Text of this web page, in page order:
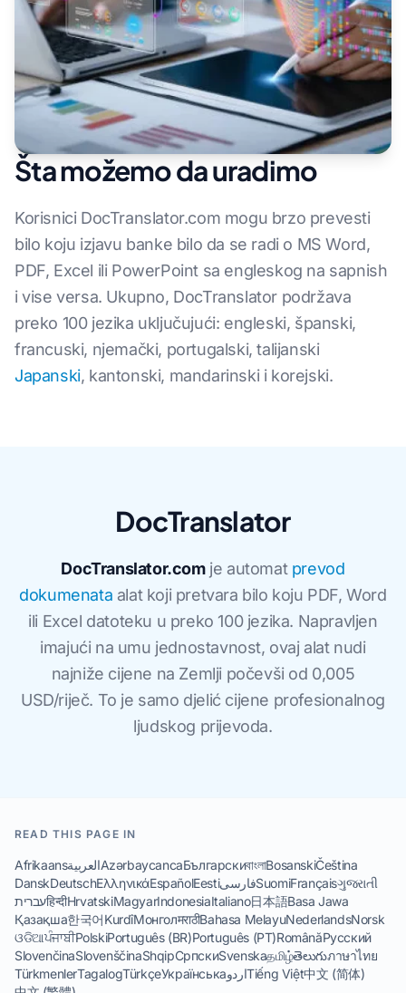
Šta možemo da uradimo
Korisnici DocTranslator.com mogu brzo prevesti
bilo koju izjavu banke bilo da se radi o MS Word,
PDF, Excel ili PowerPoint sa engleskog na sapnish
i vise versa. Ukupno, DocTranslator podržava
preko 100 jezika uključujući: engleski, španski,
francuski, njemački, portugalski, talijanski
Japanski, kantonski, mandarinski i korejski.
DocTranslator
DocTranslator.comje automat prevod
dokumenata alat koji pretvara bilo koju PDF, Word
ili Excel datoteku u preko 100 jezika. Napravljen
imajući na umu jednostavnost, ovaj alat nudi
najniže cijene na Zemlji počevši od 0,005
USD/riječ. To je samo djelić cijene profesionalnog
ljudskog prijevoda.
READ THIS PAGE IN
AfrikaansالعربيةAzərbaycancaБългарскиবাংলাBosanskiČeština
DanskDeutschΕλληνικάEspañolEestiفارسیSuomiFrançaisગુજરાતી
עבריתहिन्दीHrvatskiMagyarIndonesiaItaliano日本語Basa Jawa
Қазақша한국어KurdîМонголमराठीBahasa MelayuNederlandsNorsk
ଓଡିଆਪੰਜਾਬੀPolskiPortuguês (BR)Português (PT)RomânăРусский
SlovenčinaSlovenščinaShqipСрпскиSvenskaதமிழ்తెలుగుภาษาไทย
TürkmenlerTagalogTürkçeУкраїнськаاردوTiếng Việt中文 (简体)